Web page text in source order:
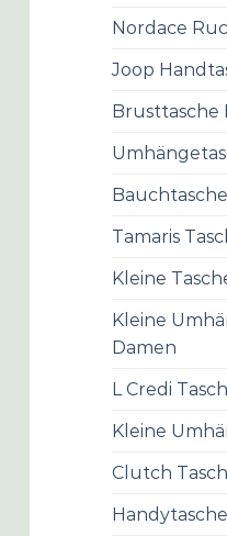
Nordace
Joop
Brusttasche
Tamaris
Kleine
Kleine
Damen
L Credi
Kleine
Clutch